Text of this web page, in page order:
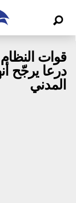
قوات
درعا يرجّح
المدني